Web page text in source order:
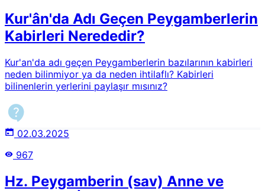
Kur'ân'da Adı Geçen Peygamberlerin
Kabirleri Nerededir?
Kur'an'da adı geçen Peygamberlerin bazılarının kabirleri
neden bilinmiyor ya da neden ihtilaflı? Kabirleri
bilinenlerin yerlerini paylaşır mısınız?
02.03.2025
967
Hz. Peygamberin (sav) Anne ve